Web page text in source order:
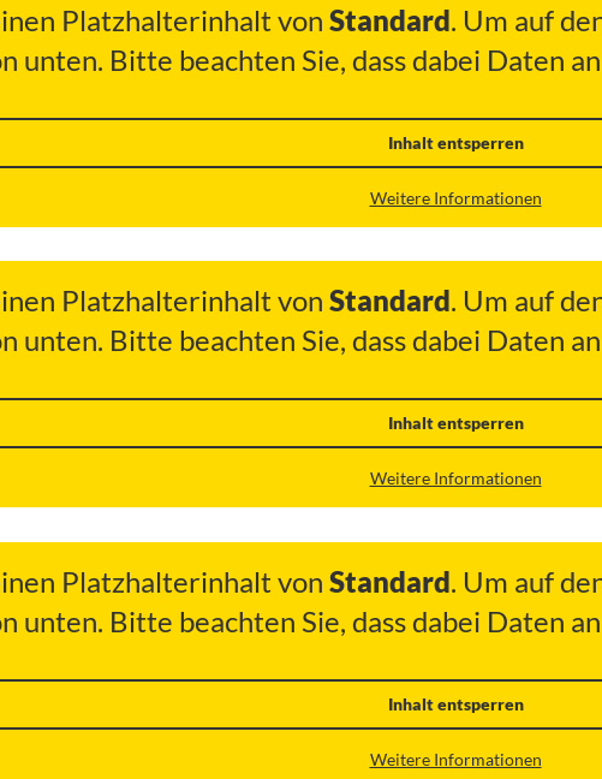
Platzhalterinhalt von Standard. Um auf
unten. Bitte beachten Sie, dass dabei Daten
Inhalt entsperren
Weitere Informationen
Platzhalterinhalt von Standard. Um auf
unten. Bitte beachten Sie, dass dabei Daten
Inhalt entsperren
Weitere Informationen
Platzhalterinhalt von Standard. Um auf
unten. Bitte beachten Sie, dass dabei Daten
Inhalt entsperren
Weitere Informationen